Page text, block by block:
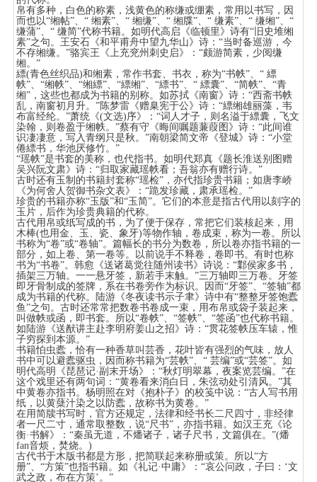
帛有多种，白色的称素，浅黄色的称缣或绷素，常用以书写，因
而也以“缃帖”、“ 缃素”、“ 缃缣”、“ 缃牒”、“ 缣素”、“ 缣缃”、“
缣蒲”、“ 缣简”代称书籍。如明代高启《临顿里》诗有“旧史堆缃
素”之句。王安石《和平甫舟中望九华山》诗：“当时备巡游，今
不存缃缣。”骆宾王《上充兖州刺史启》：“颇游简素，少阅缣
缃。”
縹(青色丝织品)和缃素，常作书套、书衣，称为“书帙”、“ 縹
帙”、“缃帙”、“缃縹”、“縹缃”、“縹书”、“ 縹囊”、“简帙”、“青
缃”，这些也都成为书籍的别称。如苏拭《南窗》诗：“西斋书帙
乱，南窗初月升。”陈梦雷《赠臬宪于公》诗：“縹缃雄丽藻，韦
布富经纶。”萧统《(文选)序》：“词人才子，则名溢于縹囊，飞文
染翰，则卷盈于缃帙。”蔡有守《晦间嘱题蒹葭图》诗：“此间谁
识凄凄意，写入青纲只是秋。”南朝梁简文帝《登城》诗：“小堂
倦縹书，华池厌修竹。”
“瑶帙”是书套的美称，也代指书。如明代郑真《题长淮送别图赠
吴兴阮文肃》诗：“归取家藏瑶帙看；吾翁亦有赠行诗。”
古时还有玉制的书籍封套称“瑶检”，亦代指珍贵书籍；如唐李峤
《为何舍人贺御书杂文表》：“跪发珍藏，肃承瑶检。”
珍贵的书籍亦称“玉版”和“玉简”。它们的本意是指古代用以刻字的
玉片，后作为珍贵典籍的代称。
古代用帛或纸写成的书，为了便于保存，常把它们装核起来，用
木棒(也用金、玉、瓷、象牙)等物作轴，卷成束，称为一卷。所以
书称为“卷”或“卷轴”。篇幅长的书分为数卷，所以卷亦指书籍的一
部分，如上卷、第一卷等。以前说手不释卷，卷即书。有时也称
书为“书卷”。韩愈《送诸葛觉往随州读书》诗说：“鄴侯家多书，
插架三万轴。一一悬牙签，新若手末触。”三万轴即三万卷。牙签
即牙骨制成的签牌，系在书卷旁作为标识。因而“牙签”、“签轴”都
成为书籍的代称。陆游《冬夜读书示子聿》诗中有“整整牙签饱蠹
鱼”之句。古时还常常把数卷书卷成一束，用布帛或袋子装起来，
叫做帙或函，即书套。所以“卷帙”、“签帙”、“签函”也代称书籍。
如陆游《送猷讲主赴李明府姜山之招》诗：“贯花签帙压车辕，惟
子穷探到本源。”
书籍怕虫蠹，恰有一种香草叫芸香，花叶皆有强烈的气味，放人
书中可以避蠹驱虫，因而称书籍为“芸帙”、“ 芸编”或“芸签”。如
明代高明《琵琶记·副末开场》：“秋灯明翠幕，夜案览芸编。”在
这个戏里还有两句词：“黄卷看来消白日，朱弦动处引清风。”其
中黄卷亦指书。杨明照在对《抱朴子》的校笺中说：“古人写书用
纸，以黄蘖汁染之以防蠹，故称书为黄卷。”
在用简牍书写时，官方还规定，法律和经书长二尺四寸，非经律
者一尺二寸，通常取整数，说“尺书”，亦指书籍。如汉王充《论
衡·书解》：“秦虽无道，不燔诸子，诸子尺书，文篇俱在。”(燔
fan音烦，焚烧。)
古代书于木版书都是方形，把简联起来称册或策。所以“方
册”、“方策”也指书籍。如《礼记·中庸》：“哀公问政，子曰：‘文
武之政，布在方策’。”